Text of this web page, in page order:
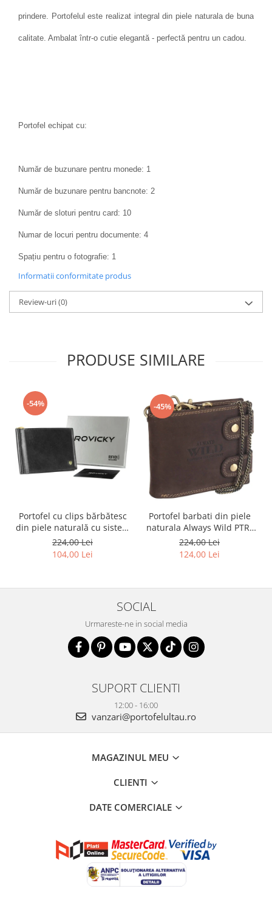
prindere. Portofelul este realizat integral din piele naturala de buna
calitate. Ambalat într-o cutie elegantă - perfectă pentru un cadou.
Portofel echipat cu:
Număr de buzunare pentru monede: 1
Număr de buzunare pentru bancnote: 2
Număr de sloturi pentru card: 10
Numar de locuri pentru documente: 4
Spațiu pentru o fotografie: 1
Informatii conformitate produs
Review-uri(0)
PRODUSE SIMILARE
-54%
Portofel cu clips bărbătesc
din piele naturală cu sistem
RFID - Rovicky PTR-N1908-
RVT-9799 BLACK
224,00 Lei
104,00 Lei
-45%
Portofel barbati din piele
naturala Always Wild PTR-
2900-BIC
224,00 Lei
124,00 Lei
SOCIAL
Urmareste-ne in social media
SUPORT CLIENTI
12:00 - 16:00
vanzari@portofelultau.ro
MAGAZINUL MEU
CLIENTI
DATE COMERCIALE